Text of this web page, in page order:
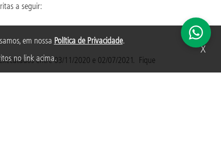
em nossa Política de Privacidade.
no link acima.
X
a seguir:
entre 03/11/2020 e 02/07/2021. Fique